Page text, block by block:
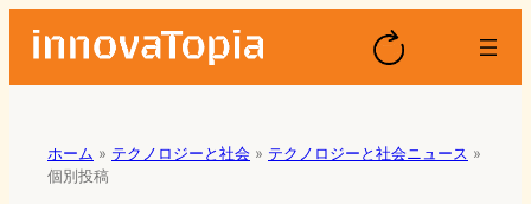
ホーム » テクノロジーと社会 » テクノロジーと社会ニュース »
個別投稿